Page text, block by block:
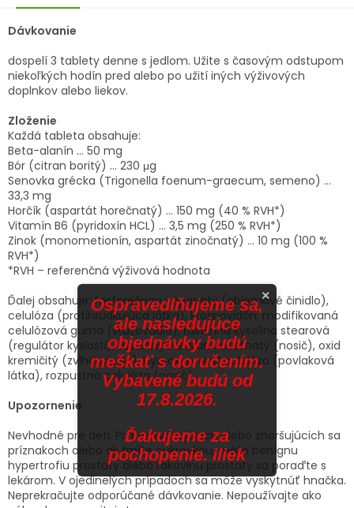
Dávkovanie
dospelí 3 tablety denne s jedlom. Užite s časovým odstupom
niekoľkých hodín pred alebo po užití iných výživových
doplnkov alebo liekov.
Zloženie
Každá tableta obsahuje:
Beta-alanín ... 50 mg
Bór (citran boritý) ... 230 μg
Senovka grécka (Trigonella foenum-graecum, semeno) ...
33,3 mg
Horčík (aspartát horečnatý) ... 150 mg (40 % RVH*)
Vitamín B6 (pyridoxín HCL) ... 3,5 mg (250 % RVH*)
Zinok (monometionín, aspartát zinočnatý) ... 10 mg (100 %
RVH*)
*RVH – referenčná výživová hodnota
Ďalej obsahuje: fosforečnan vápenatý (objemové činidlo),
celulóza (protihrudkujúca látka), krospovidón; modifikovaná
celulózová guma (stužovadlo), rastlinná kyselina stearová
(regulátor kyslosti), rastlinný stearan horečnatý (nosič), oxid
kremičitý (zvlhčovadlo), hydroxypropyl celulóza (povlaková
látka), rozpustná celulóza (nosič).
Upozornenie
Nevhodné pre deti. Pri pretrvávajúcich alebo zhoršujúcich sa
príznakoch alebo ak trpíte cukrovkou, máte benígnu
hypertrofiu prostaty alebo rakovinu prostaty sa poraďte s
lekárom. V ojedinelých prípadoch sa môže vyskytnúť hnačka.
Neprekračujte odporúčané dávkovanie. Nepoužívajte ako
×
Ospravedlňujeme sa,
ale nasledujúce
objednávky budú
meškať s doručením.
Vybavené budú od
17.8.2026.
Ďakujeme za
pochopenie. iliek